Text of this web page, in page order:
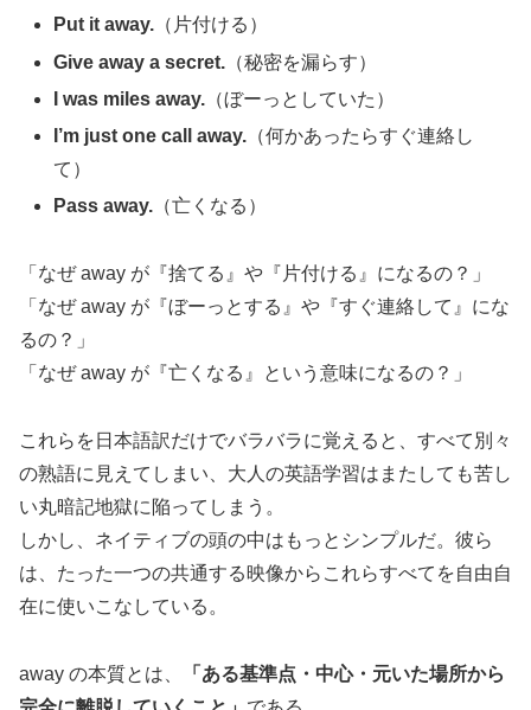
Put it away. （片付ける）
Give away a secret. （秘密を漏らす）
I was miles away. （ぼーっとしていた）
I’m just one call away. （何かあったらすぐ連絡し
て）
Pass away. （亡くなる）
「なぜ away が『捨てる』や『片付ける』になるの？」
「なぜ away が『ぼーっとする』や『すぐ連絡して』にな
るの？」
「なぜ away が『亡くなる』という意味になるの？」
これらを日本語訳だけでバラバラに覚えると、すべて別々
の熟語に見えてしまい、大人の英語学習はまたしても苦し
い丸暗記地獄に陥ってしまう。
しかし、ネイティブの頭の中はもっとシンプルだ。彼ら
は、たった一つの共通する映像からこれらすべてを自由自
在に使いこなしている。
away の本質とは、
「ある基準点・中心・元いた場所から